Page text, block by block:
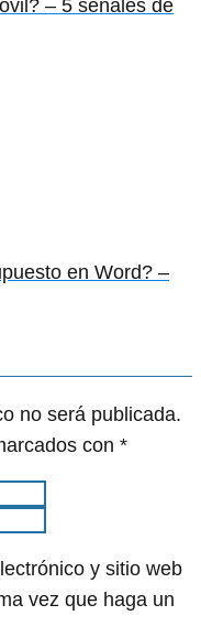
– 5 señales de
en Word? –
no será publicada.
con *
y sitio web
vez que haga un